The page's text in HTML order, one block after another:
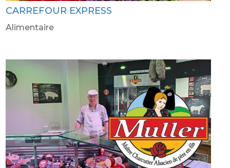
CARREFOUR EXPRESS
Alimentaire